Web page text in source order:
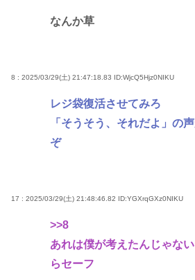
なんか草
8 : 2025/03/29(土) 21:47:18.83 ID:WjcQ5Hjz0NIKU
レジ袋復活させてみろ
「そうそう、それだよ」の
ぞ
17 : 2025/03/29(土) 21:48:46.82 ID:YGXrqGXz0NIKU
>>8
あれは僕が考えたんじゃな
らセーフ